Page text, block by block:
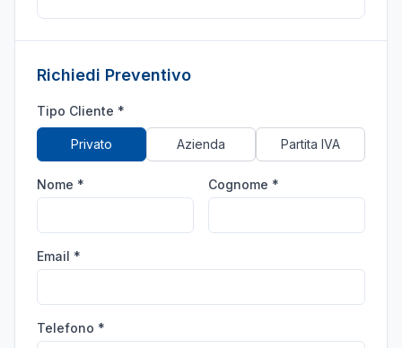
Richiedi Preventivo
Tipo Cliente *
Privato Azienda Partita IVA
Nome * Cognome *
Email *
Telefono *